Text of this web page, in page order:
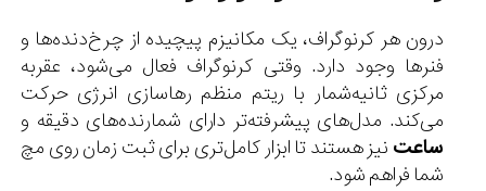
درون هر کرنوگراف، یک مکانیزم پیچیده از چرخ‌دنده‌ها و
فنرها وجود دارد. وقتی کرنوگراف فعال می‌شود، عقربه
مرکزی ثانیه‌شمار با ریتم منظم رهاسازی انرژی حرکت
می‌کند. مدل‌های پیشرفته‌تر دارای شمارنده‌های دقیقه و
ساعت نیز هستند تا ابزار کامل‌تری برای ثبت زمان روی مچ
شما فراهم شود.